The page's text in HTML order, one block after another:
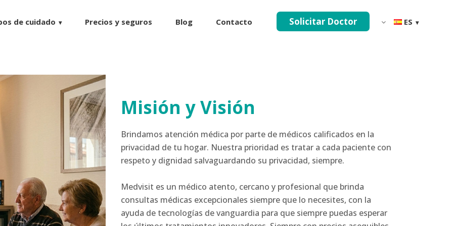
de cuidado Precios y seguros Blog Contacto Solicitar Doctor ES
Misión y Visión
Brindamos atención médica por parte de médicos calificados en la
privacidad de tu hogar. Nuestra prioridad es tratar a cada paciente con
respeto y dignidad salvaguardando su privacidad, siempre.
Medvisit es un médico atento, cercano y profesional que brinda
consultas médicas excepcionales siempre que lo necesites, con la
ayuda de tecnologías de vanguardia para que siempre puedas esperar